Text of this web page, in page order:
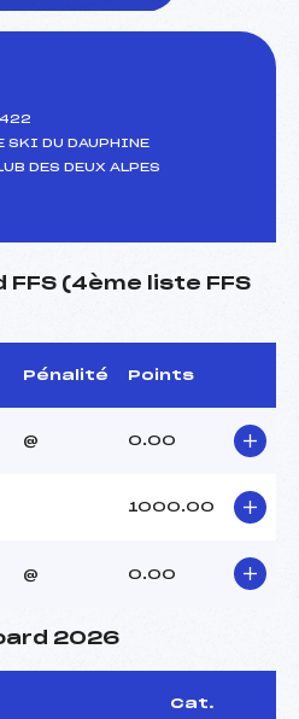
SKI DU DAUPHINE
DES DEUX ALPES
(4ème liste FFS
Pénalité Points
@ 0.00
1000.00
@ 0.00
2026
Cat.